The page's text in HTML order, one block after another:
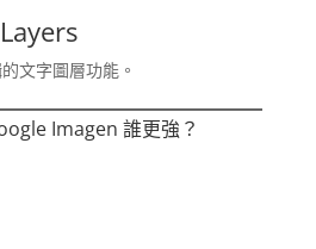
文字圖層功能。
Imagen 誰更強？